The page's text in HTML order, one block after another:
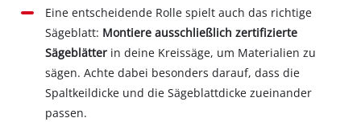
Eine entscheidende Rolle spielt auch das richtige
Sägeblatt: Montiere ausschließlich zertifizierte
Sägeblätter in deine Kreissäge, um Materialien zu
sägen. Achte dabei besonders darauf, dass die
Spaltkeildicke und die Sägeblattdicke zueinander
passen.